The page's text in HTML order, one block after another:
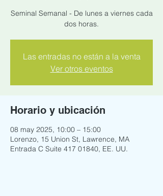
Seminal Semanal - De lunes a viernes cada
dos horas.
Las entradas no están a la venta
Ver otros eventos
Horario y ubicación
08 may 2025, 10:00 – 15:00
Lorenzo, 15 Union St, Lawrence, MA
Entrada C Suite 417 01840, EE. UU.